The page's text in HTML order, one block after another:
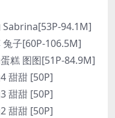
94.1M]
子[60P-106.5M]
糕 图图[51P-84.9M]
甜甜 [50P]
甜甜 [50P]
甜甜 [50P]